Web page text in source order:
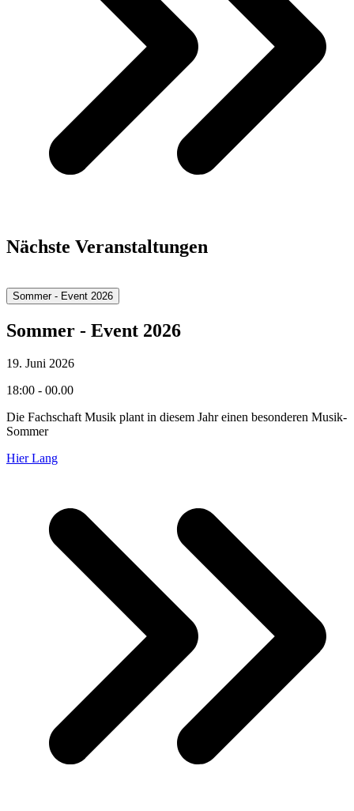
Nächste Veranstaltungen
Sommer - Event 2026
Sommer - Event 2026
19. Juni 2026
18:00 - 00.00
Die Fachschaft Musik plant in diesem Jahr einen besonderen Musik-
Sommer
Hier Lang